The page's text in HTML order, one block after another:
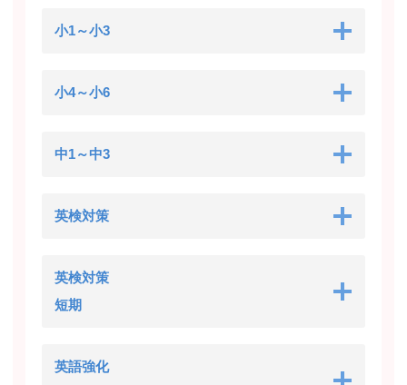
小1～小3
小4～小6
中1～中3
英検対策
英検対策
短期
英語強化